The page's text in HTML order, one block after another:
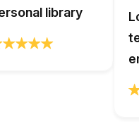
library